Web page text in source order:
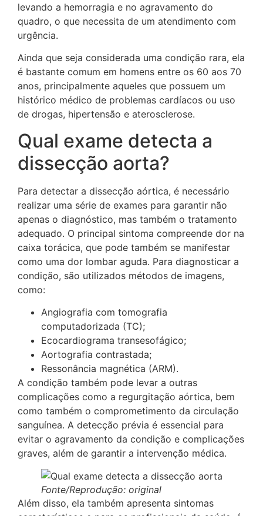
levando a hemorragia e no agravamento do
quadro, o que necessita de um atendimento com
urgência.
Ainda que seja considerada uma condição rara, ela
é bastante comum em homens entre os 60 aos 70
anos, principalmente aqueles que possuem um
histórico médico de problemas cardíacos ou uso
de drogas, hipertensão e aterosclerose.
Qual exame detecta a
dissecção aorta?
Para detectar a dissecção aórtica, é necessário
realizar uma série de exames para garantir não
apenas o diagnóstico, mas também o tratamento
adequado. O principal sintoma compreende dor na
caixa torácica, que pode também se manifestar
como uma dor lombar aguda. Para diagnosticar a
condição, são utilizados métodos de imagens,
como:
Angiografia com tomografia
computadorizada (TC);
Ecocardiograma transesofágico;
Aortografia contrastada;
Ressonância magnética (ARM).
A condição também pode levar a outras
complicações como a regurgitação aórtica, bem
como também o comprometimento da circulação
sanguínea. A detecção prévia é essencial para
evitar o agravamento da condição e complicações
graves, além de garantir a intervenção médica.
Fonte/Reprodução: original
Além disso, ela também apresenta sintomas